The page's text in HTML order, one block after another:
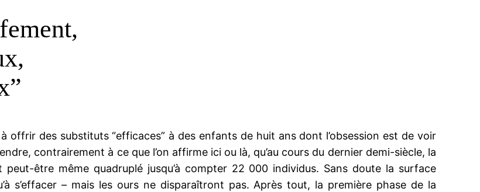
offrir des substituts “efficaces” à des enfants de huit ans dont l’obsession est de voir
contrairement à ce que l’on affirme ici ou là, qu’au cours du dernier demi-siècle, la
être même quadruplé jusqu’à compter 22 000 individus. Sans doute la surface
s’effacer – mais les ours ne disparaîtront pas. Après tout, la première phase de la